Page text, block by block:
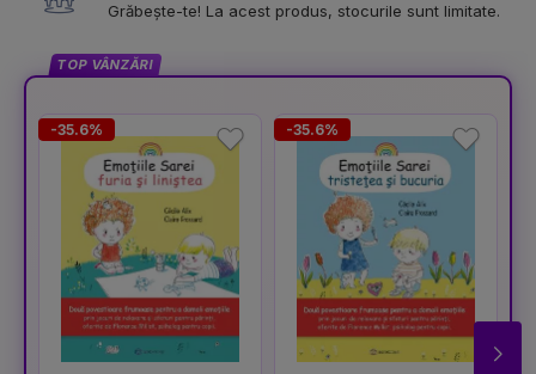
Grăbește-te! La acest produs, stocurile sunt limitate.
TOP VÂNZĂRI
-35.6% -35.6%